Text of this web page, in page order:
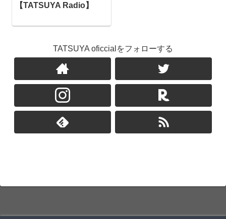
【TATSUYA Radio】
TATSUYA oficcialをフォローする